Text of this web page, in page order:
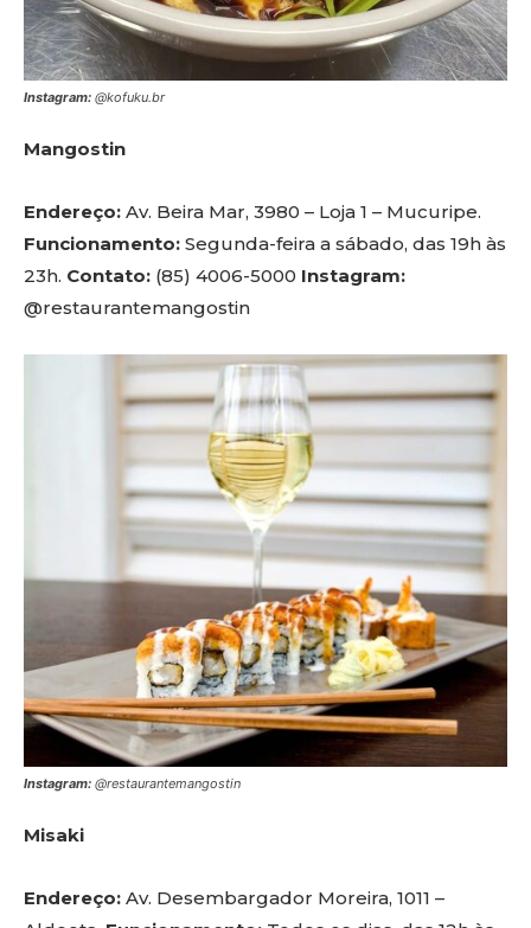
Instagram: @kofuku.br
Mangostin
Endereço: Av. Beira Mar, 3980 – Loja 1 – Mucuripe.
Funcionamento: Segunda-feira a sábado, das 19h às
23h. Contato: (85) 4006-5000 Instagram:
@restaurantemangostin
Instagram: @restaurantemangostin
Misaki
Endereço: Av. Desembargador Moreira, 1011 –